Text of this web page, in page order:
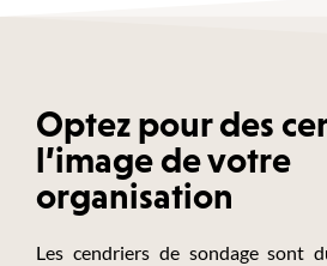
Optez pour des
l’image de votre
organisation
Les cendriers de sondage sont